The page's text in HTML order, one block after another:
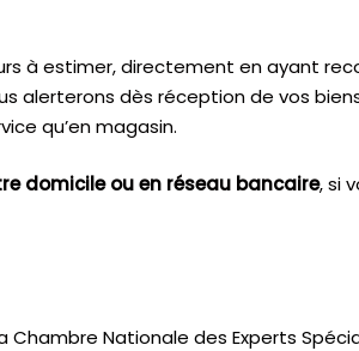
à estimer, directement en ayant
alerterons dès réception de vos
qu’en magasin.
domicile ou en réseau bancaire, si
Chambre Nationale des Experts